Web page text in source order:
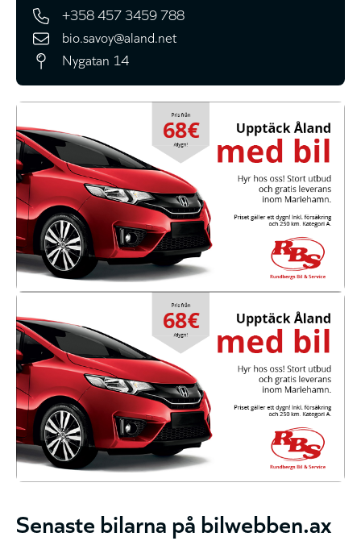
+358 457 3459 788
bio.savoy@aland.net
Nygatan 14
Senaste bilarna på bilwebben.ax